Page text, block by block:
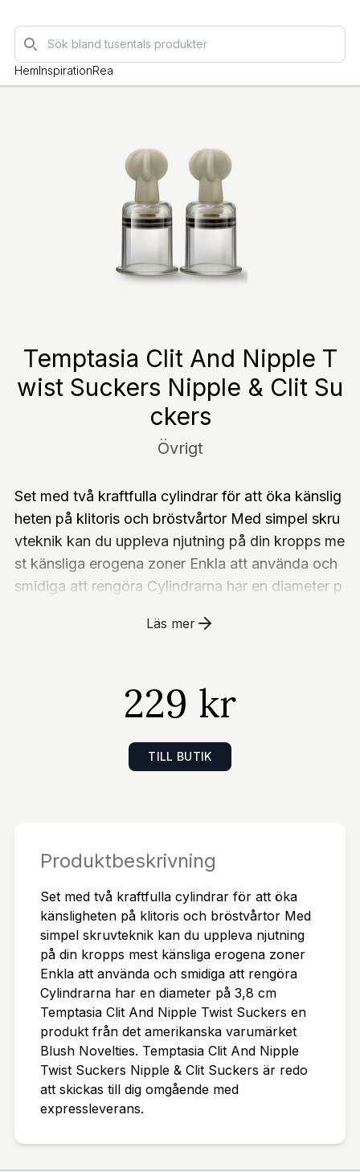
Sök
HemInspirationRea
Temptasia Clit And Nipple T
wist Suckers Nipple & Clit Su
ckers
Övrigt
Set med två kraftfulla cylindrar för att öka känslig
heten på klitoris och bröstvårtor Med simpel skru
vteknik kan du uppleva njutning på din kropps me
st känsliga erogena zoner Enkla att använda och
smidiga att rengöra Cylindrarna har en diameter p
s en produkt från det amerikanska varumärket Blu
dig omgående med expressleverans.
Läs mer
229 kr
TILL BUTIK
Produktbeskrivning
Set med två kraftfulla cylindrar för att öka
känsligheten på klitoris och bröstvårtor Med
simpel skruvteknik kan du uppleva njutning
på din kropps mest känsliga erogena zoner
Enkla att använda och smidiga att rengöra
Cylindrarna har en diameter på 3,8 cm
Temptasia Clit And Nipple Twist Suckers en
produkt från det amerikanska varumärket
Blush Novelties. Temptasia Clit And Nipple
Twist Suckers Nipple & Clit Suckers är redo
att skickas till dig omgående med
expressleverans.